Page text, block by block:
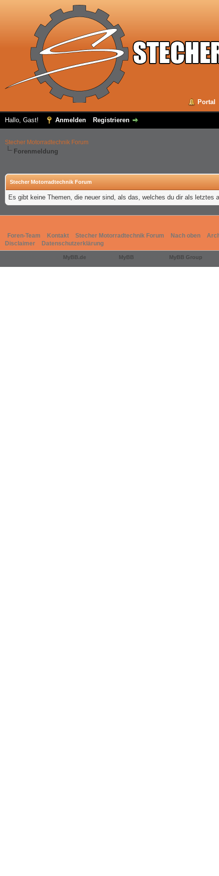
Portal
Hallo, Gast! Anmelden Registrieren
Stecher Motorradtechnik Forum
Forenmeldung
Stecher Motorradtechnik Forum
Es gibt keine Themen, die neuer sind, als das, welches du dir als letztes
Foren-Team Kontakt Stecher Motorradtechnik Forum Nach oben
Disclaimer
Datenschutzerklärung
MyBB.de MyBB MyBB Group